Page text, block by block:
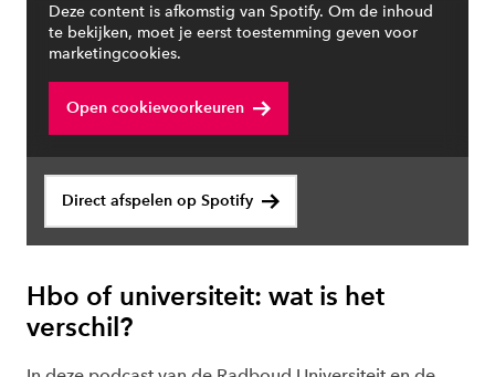
Deze content is afkomstig van Spotify. Om de inhoud
te bekijken, moet je eerst toestemming geven voor
marketingcookies.
Open cookievoorkeuren
Direct afspelen op Spotify
Hbo of universiteit: wat is het
verschil?